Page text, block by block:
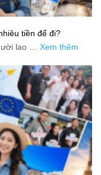
tiền để đi?
lao … Xem thêm